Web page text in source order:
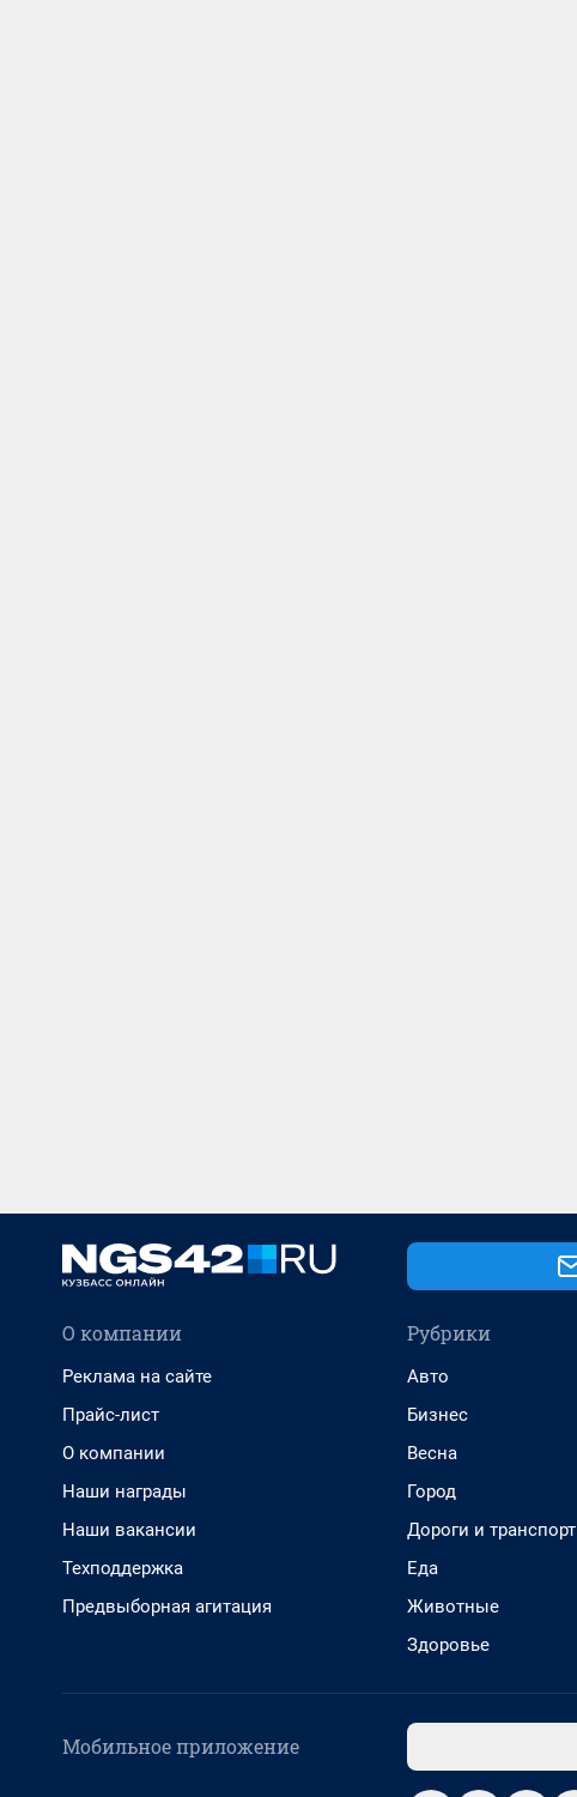
О компании
Реклама на сайте
Прайс-лист
О компании
Наши награды
Наши вакансии
Техподдержка
Предвыборная агитация
Рубрики
Авто
Бизнес
Весна
Город
Дороги и транспорт
Еда
Животные
Здоровье
Мобильное приложение